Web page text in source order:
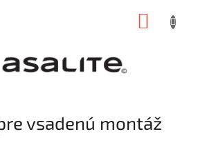
vsadenú montáž